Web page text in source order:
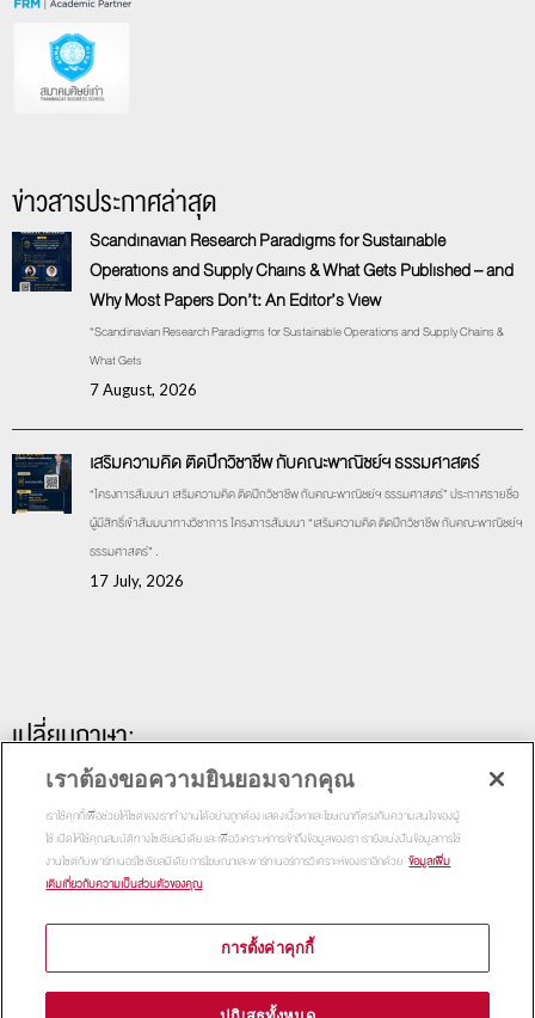
ข่าวสารประกาศล่าสุด
Scandinavian Research Paradigms for Sustainable
Operations and Supply Chains & What Gets Published – and
Why Most Papers Don’t: An Editor’s View
“Scandinavian Research Paradigms for Sustainable Operations and Supply Chains &
What Gets
7 August, 2026
เสริมความคิด ติดปีกวิชาชีพ กับคณะพาณิชย์ฯ ธรรมศาสตร์
“โครงการสัมมนา เสริมความคิด ติดปีกวิชาชีพ กับคณะพาณิชย์ฯ ธรรมศาสตร์” ประกาศรายชื่อ
ผู้มีสิทธิ์เข้าสัมมนาทางวิชาการ โครงการสัมมนา “เสริมความคิด ติดปีกวิชาชีพ กับคณะพาณิชย์ฯ
ธรรมศาสตร์” .
17 July, 2026
เปลี่ยนภาษา:
Copyright 2015Thammasat Business School | All Rights
เราต้องขอความยินยอมจากคุณ
เราใช้คุกกี้เพื่อช่วยให้ไซต์ของเราทำงานได้อย่างถูกต้อง แสดงเนื้อหาและโฆษณาที่ตรงกับความสนใจของผู้
ใช้ เปิดให้ใช้คุณสมบัติทางโซเชียลมีเดีย และเพื่อวิเคราะห์การเข้าถึงข้อมูลของเรา เรายังแบ่งปันข้อมูลการใช้
งานไซต์กับพาร์ทเนอร์โซเชียลมีเดีย การโฆษณาและพาร์ทเนอร์การวิเคราะห์ของเราอีกด้วย ข้อมูลเพิ่ม
เติมเกี่ยวกับความเป็นส่วนตัวของคุณ
การตั้งค่าคุกกี้